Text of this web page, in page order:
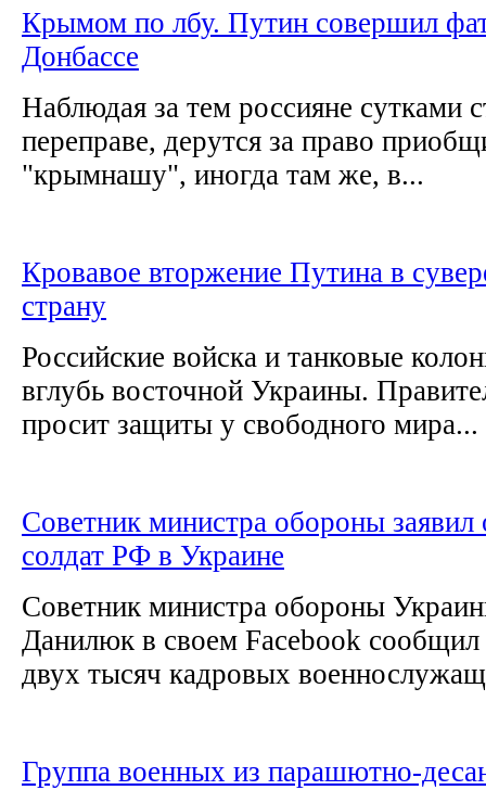
Крымом по лбу. Путин совершил
Донбассе
Наблюдая за тем россияне сутками
переправе, дерутся за право
"крымнашу", иногда там же, в...
Кровавое вторжение Путина в
страну
Российские войска и танковые
вглубь восточной Украины.
просит защиты у свободного мира...
Советник министра обороны заявил
солдат РФ в Украине
Советник министра обороны
Данилюк в своем Facebook
двух тысяч кадровых
Группа военных из парашютно-